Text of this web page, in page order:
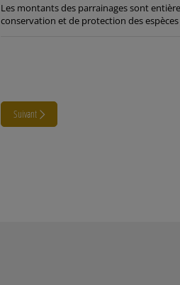
Les montants des parrainages sont
conservation et de protection des espèces
Suivant